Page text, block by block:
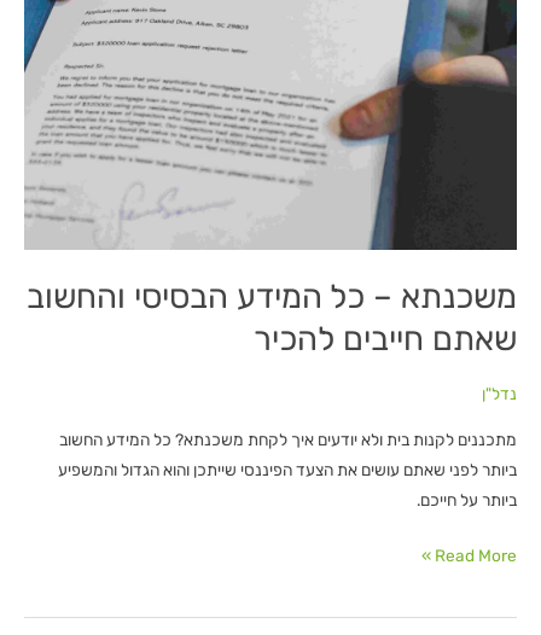
משכנתא – כל המידע הבסיסי והחשוב
שאתם חייבים להכיר
נדל"ן
מתכננים לקנות בית ולא יודעים איך לקחת משכנתא? כל המידע החשוב
ביותר לפני שאתם עושים את הצעד הפיננסי שייתכן והוא הגדול והמשפיע
ביותר על חייכם.
להכיר
Read More »